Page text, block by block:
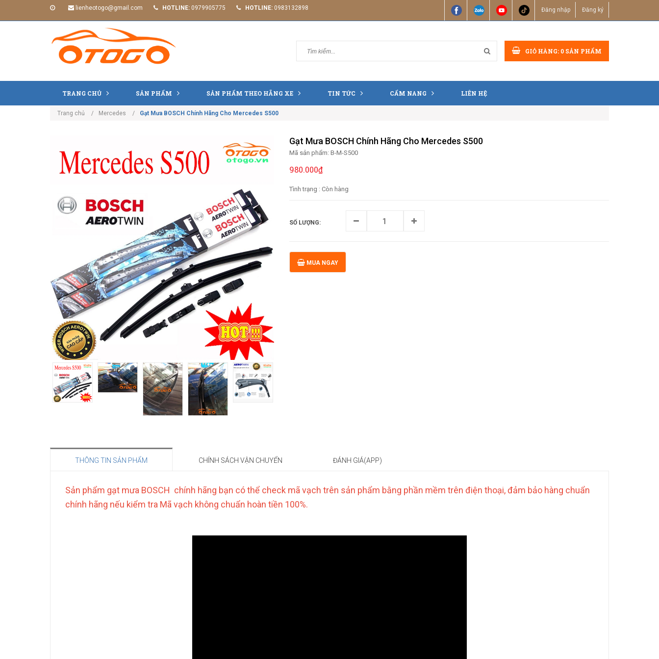
lienheotogo@gmail.com HOTLINE: 0979905775 HOTLINE: 0983132898 Đăng nhập Đăng ký
GIỎ HÀNG: 0 SẢN PHẨM
TRANG CHỦ SẢN PHẨM SẢN PHẨM THEO HÃNG XE TIN TỨC CẨM NANG LIÊN HỆ
Trang chủ Mercedes Gạt Mưa BOSCH Chính Hãng Cho Mercedes S500
Gạt Mưa BOSCH Chính Hãng Cho Mercedes S500
Mã sản phẩm: B-M-S500
980.000₫
Tình trạng : Còn hàng
SỐ LƯỢNG:
MUA NGAY
THÔNG TIN SẢN PHẨM CHÍNH SÁCH VẬN CHUYỂN ĐÁNH GIÁ(APP)
Sản phẩm gạt mưa BOSCH chính hãng bạn có thể check mã vạch trên sản phẩm bằng phần mềm trên điện thoại, đảm bảo hàng chuẩn
chính hãng nếu kiểm tra Mã vạch không chuẩn hoàn tiền 100%.